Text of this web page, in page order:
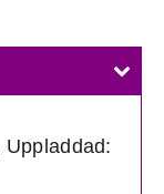
Uppladdad: